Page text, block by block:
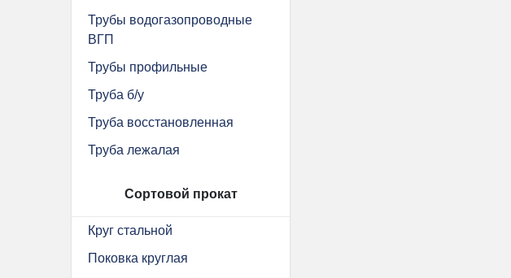
Трубы водогазопроводные
ВГП
Трубы профильные
Труба б/у
Труба восстановленная
Труба лежалая
Сортовой прокат
Круг стальной
Поковка круглая